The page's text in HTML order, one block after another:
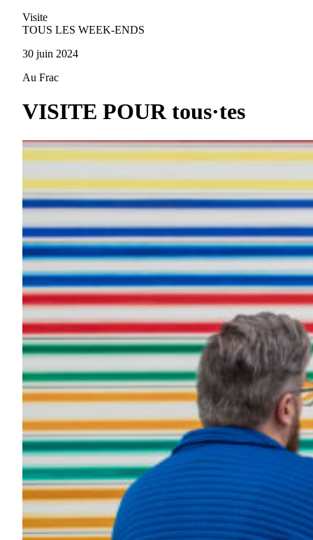
Visite
TOUS LES WEEK-ENDS
30 juin 2024
Au Frac
VISITE POUR tous·tes